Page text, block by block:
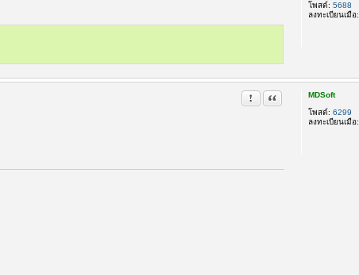
โพสต์: 5688
ลงทะเบียนเมื่อ:
MDSoft
โพสต์: 6299
ลงทะเบียนเมื่อ:
รายงานในข้อความ
อ้างคำพูด